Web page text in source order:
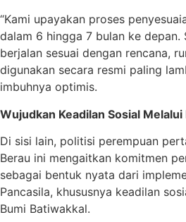
“Kami upayakan proses
dalam 6 hingga 7 bulan ke depan.
berjalan sesuai dengan rencana,
digunakan secara resmi paling
imbuhnya optimis.
Wujudkan Keadilan Sosial
Di sisi lain, politisi perempuan
Berau ini mengaitkan komitmen
sebagai bentuk nyata dari
Pancasila, khususnya keadilan
Bumi Batiwakkal.